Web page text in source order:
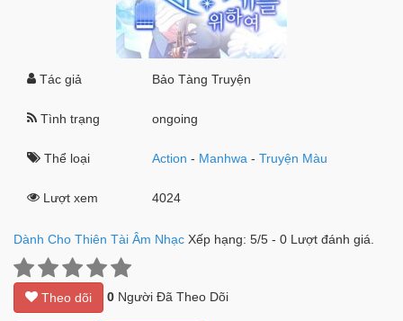
Tác giả Bảo Tàng Truyện
Tình trạng ongoing
Thể loại Action - Manhwa -Truyện Màu
Lượt xem 4024
Dành Cho Thiên Tài Âm Nhạc Xếp hạng: 5/5 - 0 Lượt đánh giá.
Theo dõi 0 Người Đã Theo Dõi